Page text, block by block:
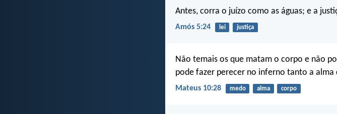
Antes, corra o juízo como as águas; e a
Amós 5:24 lei justiça
Não temais os que matam o corpo e não
pode fazer perecer no inferno tanto a
Mateus 10:28 medo alma corpo